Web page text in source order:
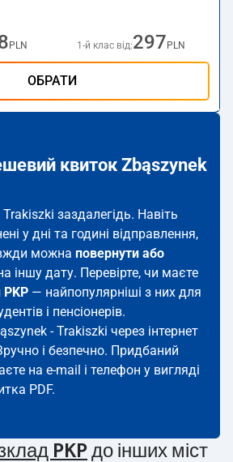
PLN 1-й клас від:297 PLN
ОБРАТИ
квиток Zbąszynek
заздалегідь. Навіть
у дні та годині відправлення,
можна повернути або
іншу дату. Перевірте, чи маєте
— найпопулярніші з них для
і пенсіонерів.
- Trakiszki через інтернет
і безпечно. Придбаний
на e-mail і телефон у вигляді
PDF.
PKP до інших міст